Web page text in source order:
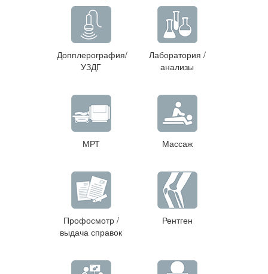
Допплерография/
УЗДГ
Лаборатория /
анализы
МРТ Массаж
Профосмотр /
выдача справок
Рентген